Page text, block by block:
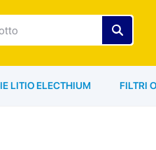
LITIO ELECTHIUM FILTRI